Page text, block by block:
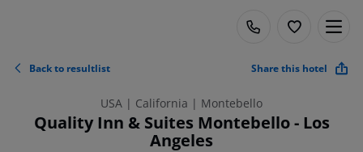
Back to resultlist Share this hotel
USA | California | Montebello
Quality Inn & Suites Montebello - Los
Angeles